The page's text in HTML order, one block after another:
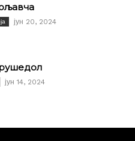
јун 20, 2024
јун 14, 2024